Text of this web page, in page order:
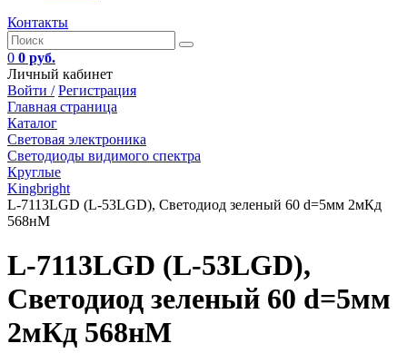
Контакты
0 0 руб.
Личный кабинет
Войти / Регистрация
Главная страница
Каталог
Световая электроника
Светодиоды видимого спектра
Круглые
Kingbright
L-7113LGD (L-53LGD), Светодиод зеленый 60 d=5мм 2мКд
568нМ
L-7113LGD (L-53LGD),
Светодиод зеленый 60 d=5мм
2мКд 568нМ